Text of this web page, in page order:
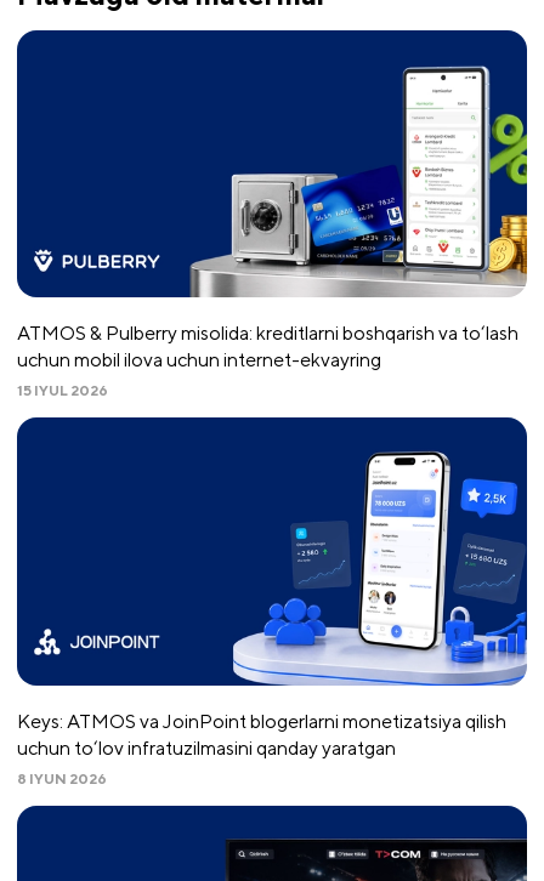
ATMOS & Pulberry misolida: kreditlarni boshqarish va to‘lash
uchun mobil ilova uchun internet-ekvayring
15 IYUL 2026
Keys: ATMOS va JoinPoint blogerlarni monetizatsiya qilish
uchun to‘lov infratuzilmasini qanday yaratgan
8 IYUN 2026